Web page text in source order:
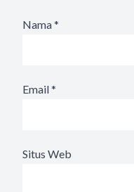
Nama*
Email*
Situs Web